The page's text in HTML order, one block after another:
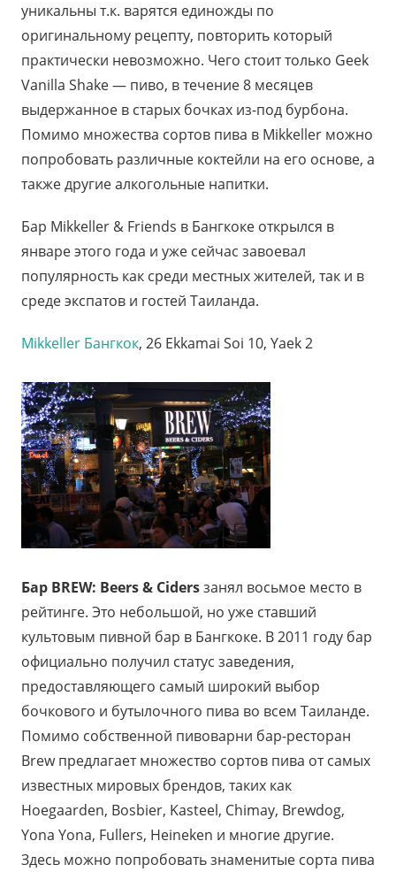
уникальны т.к. варятся единожды по
оригинальному рецепту, повторить который
практически невозможно. Чего стоит только Geek
Vanilla Shake — пиво, в течение 8 месяцев
выдержанное в старых бочках из-под бурбона.
Помимо множества сортов пива в Mikkeller можно
попробовать различные коктейли на его основе, а
также другие алкогольные напитки.
Бар Mikkeller & Friends в Бангкоке открылся в
январе этого года и уже сейчас завоевал
популярность как среди местных жителей, так и в
среде экспатов и гостей Таиланда.
Mikkeller Бангкок, 26 Ekkamai Soi 10, Yaek 2
Бар BREW: Beers & Cidersзанял восьмое место в
рейтинге. Это небольшой, но уже ставший
культовым пивной бар в Бангкоке. В 2011 году бар
официально получил статус заведения,
предоставляющего самый широкий выбор
бочкового и бутылочного пива во всем Таиланде.
Помимо собственной пивоварни бар-ресторан
Brew предлагает множество сортов пива от самых
известных мировых брендов, таких как
Hoegaarden, Bosbier, Kasteel, Chimay, Brewdog,
Yona Yona, Fullers, Heineken и многие другие.
Здесь можно попробовать знаменитые сорта пива